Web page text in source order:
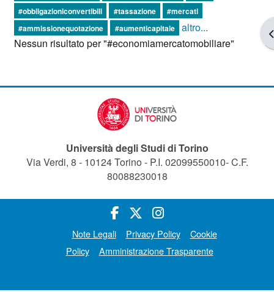
#obbligazioniconvertibili
#tassazione
#mercati
#ammissionequotazione
#aumenticapitale
altro...
Nessun risultato per "#economiamercatomobiliare"
Università degli Studi di Torino
Via Verdi, 8 - 10124 Torino - P.I. 02099550010- C.F.
80088230018
Note Legali Privacy Policy
Cookie
Policy
Amministrazione Trasparente